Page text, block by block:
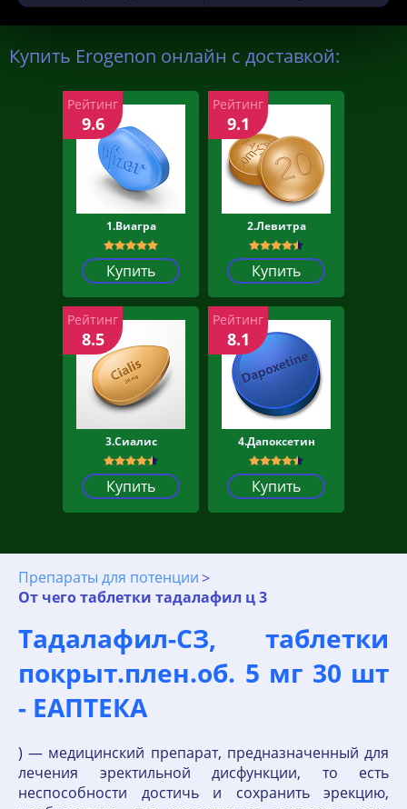
Купить Erogenon онлайн с доставкой:
1.Виагра
Купить
Рейтинг
9.6
2.Левитра
Купить
Рейтинг
9.1
3.Сиалис
Купить
Рейтинг
8.5
4.Дапоксетин
Купить
Рейтинг
8.1
Препараты для потенции
От чего таблетки тадалафил ц 3
Тадалафил-СЗ, таблетки
покрыт.плен.об. 5 мг 30 шт
- ЕАПТЕКА
) — медицинский препарат, предназначенный для
лечения эректильной дисфункции, то есть
неспособности достичь и сохранить эрекцию,